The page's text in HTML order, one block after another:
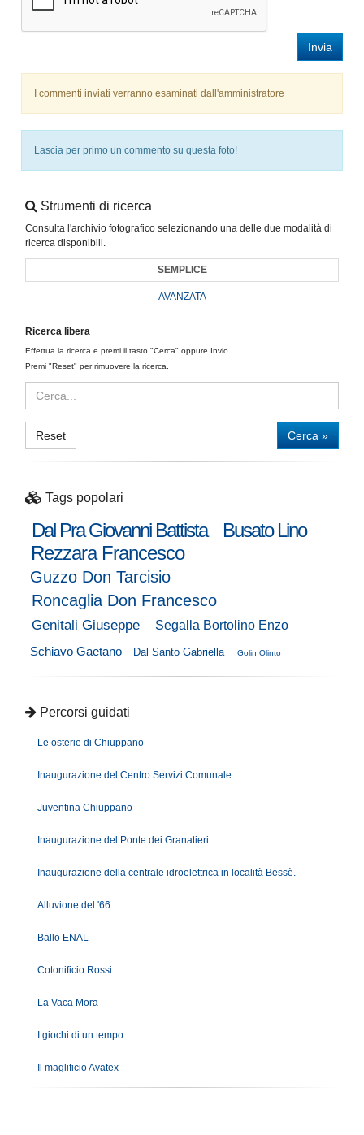
Invia
I commenti inviati verranno esaminati dall'amministratore
Lascia per primo un commento su questa foto!
Strumenti di ricerca
Consulta l'archivio fotografico selezionando una delle due modalità di
ricerca disponibili.
SEMPLICE
AVANZATA
Ricerca libera
Effettua la ricerca e premi il tasto "Cerca" oppure Invio.
Premi "Reset" per rimuovere la ricerca.
Reset Cerca »
Tags popolari
Dal Pra Giovanni Battista
Busato Lino
Rezzara Francesco
Guzzo Don Tarcisio
Roncaglia Don Francesco
Genitali Giuseppe
Segalla Bortolino Enzo
Schiavo Gaetano
Dal Santo Gabriella Golin Olinto
Percorsi guidati
Le osterie di Chiuppano
Inaugurazione del Centro Servizi Comunale
Juventina Chiuppano
Inaugurazione del Ponte dei Granatieri
Inaugurazione della centrale idroelettrica in località Bessè.
Alluvione del '66
Ballo ENAL
Cotonificio Rossi
La Vaca Mora
I giochi di un tempo
Il maglificio Avatex